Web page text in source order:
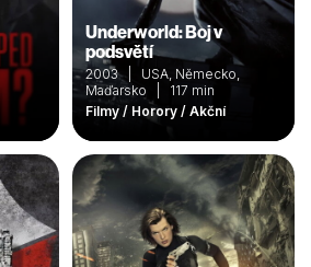
Underworld: Boj v
podsvětí
2003 | USA, Německo,
Maďarsko | 117 min
Filmy / Horory / Akční